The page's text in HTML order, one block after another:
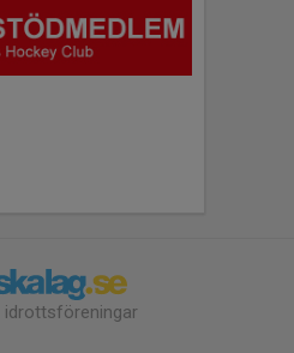
idrottsföreningar